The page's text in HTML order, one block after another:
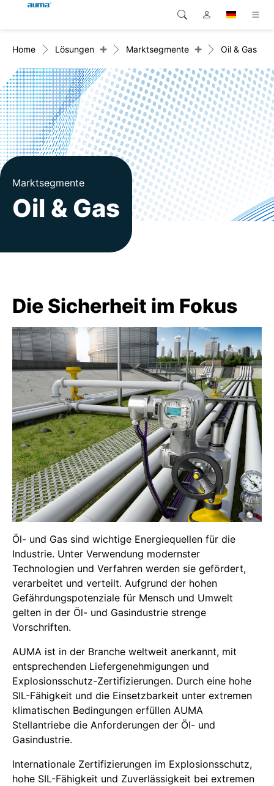
Produkte
Lösungen
Downloads
Service
Karriere
Unternehmen
Global
Europa
Asien und Pazifik
Nordamerika
Suche
Home Lösungen + Marktsegmente + Oil & Gas
Marktsegmente
Oil & Gas
Die Sicherheit im Fokus
Öl- und Gas sind wichtige Energiequellen für die
Industrie. Unter Verwendung modernster
Technologien und Verfahren werden sie gefördert,
verarbeitet und verteilt. Aufgrund der hohen
Gefährdungspotenziale für Mensch und Umwelt
gelten in der Öl- und Gasindustrie strenge
Vorschriften.
AUMA ist in der Branche weltweit anerkannt, mit
entsprechenden Liefergenehmigungen und
Explosionsschutz-Zertifizierungen. Durch eine hohe
SIL-Fähigkeit und die Einsetzbarkeit unter extremen
klimatischen Bedingungen erfüllen AUMA
Stellantriebe die Anforderungen der Öl- und
Gasindustrie.
Internationale Zertifizierungen im Explosionsschutz,
hohe SIL-Fähigkeit und Zuverlässigkeit bei extremen